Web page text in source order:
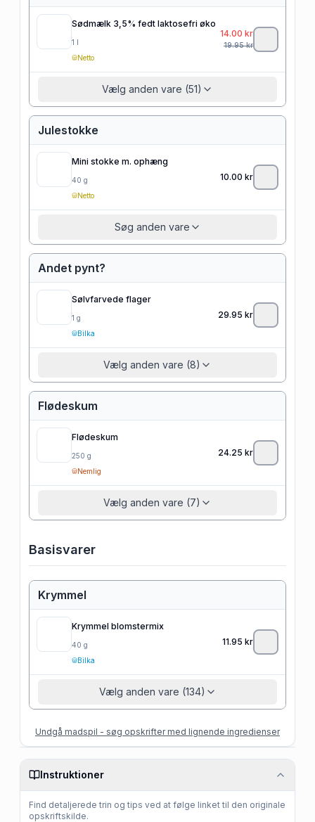
Sødmælk 3,5% fedt laktosefri øko
1 l
Netto
14.00 kr
19.95kr
Vælg anden vare (51)
Julestokke
Mini stokke m. ophæng
40 g
Netto
10.00 kr
Søg anden vare
Andet pynt?
Sølvfarvede flager
1 g
Bilka
29.95 kr
Vælg anden vare (8)
Flødeskum
Flødeskum
250 g
Nemlig
24.25 kr
Vælg anden vare (7)
Basisvarer
Krymmel
Krymmel blomstermix
40 g
Bilka
11.95 kr
Vælg anden vare (134)
Undgå madspil - søg opskrifter med lignende ingredienser
Instruktioner
Find detaljerede trin og tips ved at følge linket til den originale
opskriftskilde.